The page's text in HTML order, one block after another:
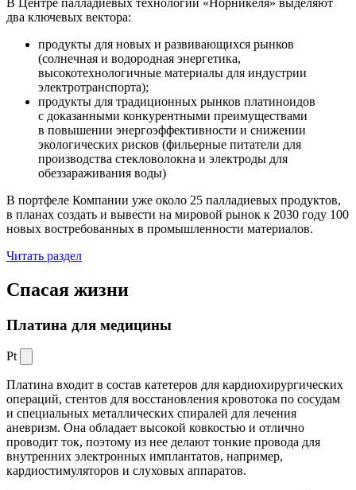
В Центре палладиевых технологий «Норникеля» выделяют
два ключевых вектора:
продукты для новых и развивающихся рынков
(солнечная и водородная энергетика,
высокотехнологичные материалы для индустрии
электротранспорта);
продукты для традиционных рынков платиноидов
с доказанными конкурентными преимуществами
в повышении энергоэффективности и снижении
экологических рисков (фильерные питатели для
производства стекловолокна и электроды для
обеззараживания воды)
В портфеле Компании уже около 25 палладиевых продуктов,
в планах создать и вывести на мировой рынок к 2030 году 100
новых востребованных в промышленности материалов.
Читать раздел
Спасая жизни
Платина для медицины
Pt
Платина входит в состав катетеров для кардиохирургических
операций, стентов для восстановления кровотока по сосудам
и специальных металлических спиралей для лечения
аневризм. Она обладает высокой ковкостью и отлично
проводит ток, поэтому из нее делают тонкие провода для
внутренних электронных имплантатов, например,
кардиостимуляторов и слуховых аппаратов.